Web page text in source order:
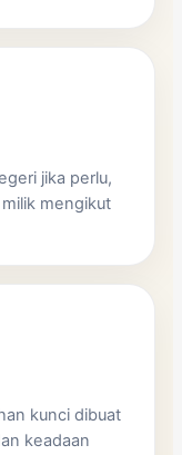
jika perlu,
mengikut
kunci dibuat
keadaan